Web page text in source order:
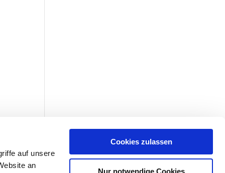
auf unsere
an
Cookies zulassen
Nur notwendige Cookies